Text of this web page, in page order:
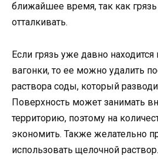
ближайшее время, так как
отталкивать.
Если грязь уже давно находится
вагонки, то ее можно удалить
раствора соды, который
Поверхность может занимать
территорию, поэтому на
экономить. Также желательно
использовать щелочной